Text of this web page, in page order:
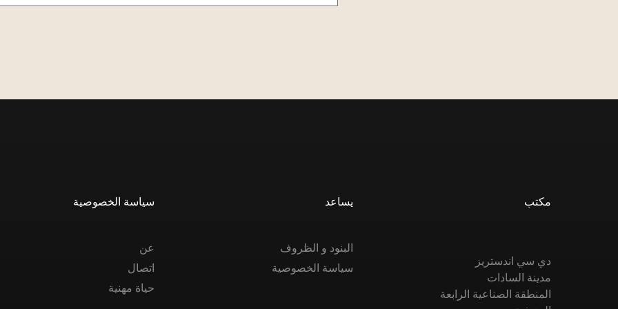
مكتب
دي سي اندستريز
مدينة السادات
المنطقة الصناعية الرابعة
يساعد
البنود و الظروف
سياسة الخصوصية
سياسة الخصوصية
عن
اتصال
حياة مهنية